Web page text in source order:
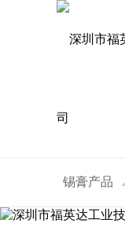
锡膏产品
首